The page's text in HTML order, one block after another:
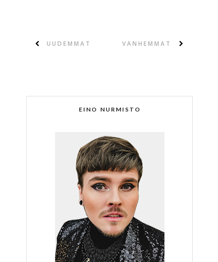
UUDEMMAT VANHEMMAT
EINO NURMISTO